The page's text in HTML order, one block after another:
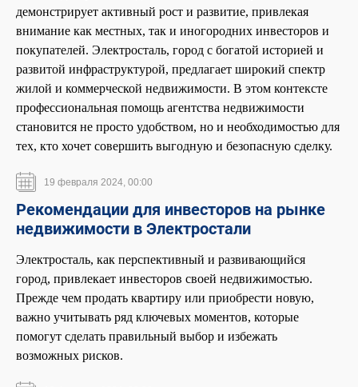
демонстрирует активный рост и развитие, привлекая
внимание как местных, так и иногородних инвесторов и
покупателей. Электросталь, город с богатой историей и
развитой инфраструктурой, предлагает широкий спектр
жилой и коммерческой недвижимости. В этом контексте
профессиональная помощь агентства недвижимости
становится не просто удобством, но и необходимостью для
тех, кто хочет совершить выгодную и безопасную сделку.
19 февраля 2024, 00:00
Рекомендации для инвесторов на рынке
недвижимости в Электростали
Электросталь, как перспективный и развивающийся
город, привлекает инвесторов своей недвижимостью.
Прежде чем продать квартиру или приобрести новую,
важно учитывать ряд ключевых моментов, которые
помогут сделать правильный выбор и избежать
возможных рисков.